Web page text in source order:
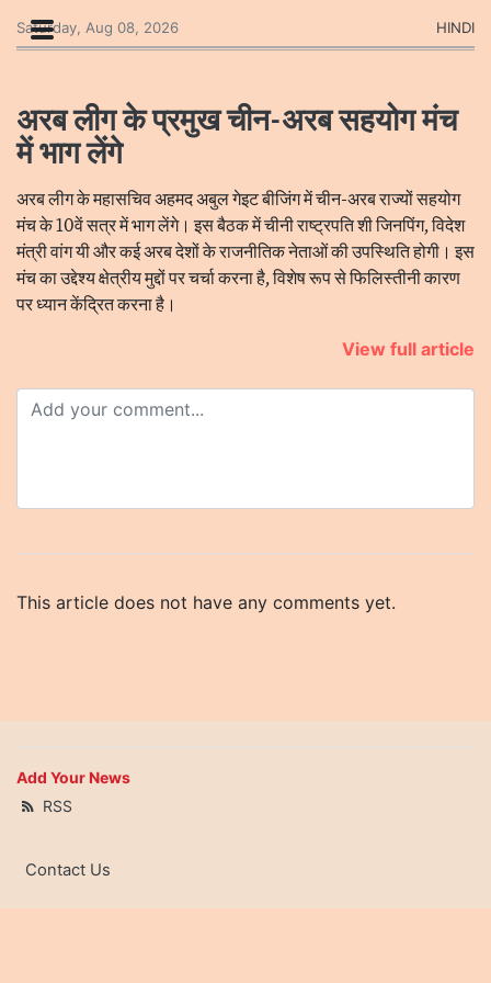
Saturday, Aug 08, 2026 HINDI
अरब लीग के प्रमुख चीन-अरब सहयोग मंच
में भाग लेंगे
अरब लीग के महासचिव अहमद अबुल गेइट बीजिंग में चीन-अरब राज्यों सहयोग
मंच के 10वें सत्र में भाग लेंगे। इस बैठक में चीनी राष्ट्रपति शी जिनपिंग, विदेश
मंत्री वांग यी और कई अरब देशों के राजनीतिक नेताओं की उपस्थिति होगी। इस
मंच का उद्देश्य क्षेत्रीय मुद्दों पर चर्चा करना है, विशेष रूप से फिलिस्तीनी कारण
पर ध्यान केंद्रित करना है।
View full article
This article does not have any comments yet.
Add Your News
RSS
Contact Us